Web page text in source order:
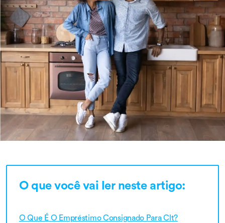
O que você vai ler neste artigo:
O Que É O Empréstimo Consignado Para Clt?